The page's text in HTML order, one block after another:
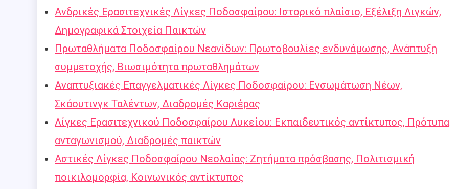
Ανδρικές Ερασιτεχνικές Λίγκες Ποδοσφαίρου: Ιστορικό πλαίσιο, Εξέλιξη Λιγκών,
Δημογραφικά Στοιχεία Παικτών
Πρωταθλήματα Ποδοσφαίρου Νεανίδων: Πρωτοβουλίες ενδυνάμωσης, Ανάπτυξη
συμμετοχής, Βιωσιμότητα πρωταθλημάτων
Αναπτυξιακές Επαγγελματικές Λίγκες Ποδοσφαίρου: Ενσωμάτωση Νέων,
Σκάουτινγκ Ταλέντων, Διαδρομές Καριέρας
Λίγκες Ερασιτεχνικού Ποδοσφαίρου Λυκείου: Εκπαιδευτικός αντίκτυπος, Πρότυπα
ανταγωνισμού, Διαδρομές παικτών
Αστικές Λίγκες Ποδοσφαίρου Νεολαίας: Ζητήματα πρόσβασης, Πολιτισμική
ποικιλομορφία, Κοινωνικός αντίκτυπος